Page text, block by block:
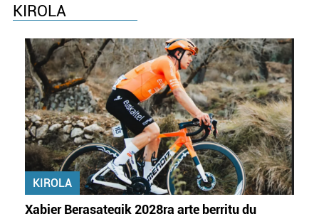
KIROLA
KIROLA
Xabier Berasategik 2028ra arte berritu du